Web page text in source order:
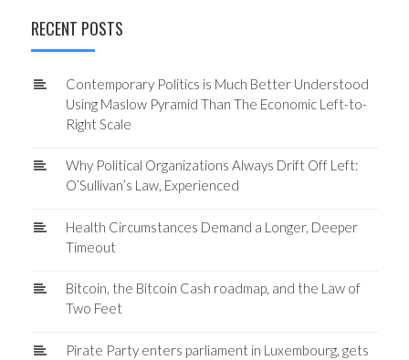
RECENT POSTS
Contemporary Politics is Much Better Understood
Using Maslow Pyramid Than The Economic Left-to-
Right Scale
Why Political Organizations Always Drift Off Left:
O’Sullivan’s Law, Experienced
Health Circumstances Demand a Longer, Deeper
Timeout
Bitcoin, the Bitcoin Cash roadmap, and the Law of
Two Feet
Pirate Party enters parliament in Luxembourg, gets